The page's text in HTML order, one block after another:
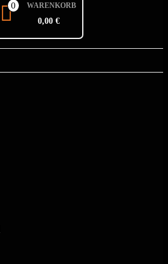
0 WARENKORB
0,00 €